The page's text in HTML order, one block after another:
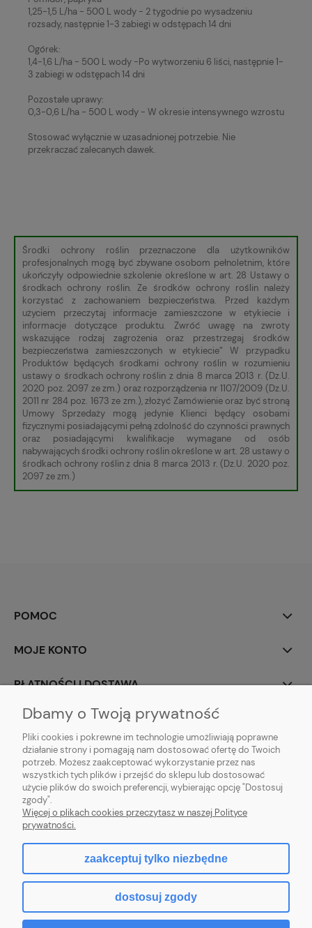
1,25-1,5 L/ha - 500 L wody - 2 tygodnie po wysadzeniu
rozsady, następnie 1-3 zabiegi w odstępach 14 dni
Ogórek:
1,4-1,6 L/ha - 500 L wody -Po wytworzeniu 6 liści, następnie 1-
3 zabiegi w odstępach 14 dni
Pozostałe uprawy:
0,3-0,6 L/ha - 500 L wody - W okresie intensywnego wzrostu
Stosować wyłącznie w uzasadnionej potrzebie. Nie
przekraczać zalecanych dawek.
Środki ochrony roślin przeznaczone dla użytkowników
profesjonalnych mogą być zbywane osobom pełnoletnim, które
ukończyły odpowiednie szkolenie określone w art. 28 Ustawy o
środkach ochrony roślin. Ze środków ochrony roślin należy
korzystać z zachowaniem bezpieczeństwa. Przed każdym
użyciem przeczytaj informacje zamieszczone w etykiecie i
informacje dotyczące produktu. Zwróć uwagę na zwroty
wskazujące rodzaj zagrożenia oraz przestrzegaj środków
bezpieczeństwa zamieszczonych w etykiecie” W przypadku
Produktów będących środkami ochrony roślin w rozumieniu
ustawy o środkach ochrony roślin z dnia 8 marca 2013 r. (Dz.U.
2020 poz. 2097 ze zm.) oraz rozporządzenia nr 1107/2009 (Dz.U.
2011 nr 284 poz. 1673 ze zm.), złożyć Zamówienie oraz być stroną
Umowy Sprzedaży mogą jedynie Klienci będący osobami
fizycznymi posiadającymi pełną zdolność do czynności prawnych
oraz posiadającymi kwalifikacje wymagane od osób
nabywających środki ochrony roślin określone w art. 28 ustawy o
środkach ochrony roślin z dnia 8 marca 2013 r. (Dz.U. 2020 poz.
2097 ze zm.)
POMOC
MOJE KONTO
PŁATNOŚCI I DOSTAWA
INFORMACJE
O NAS
Sklep rolno-ogrodniczy - DAM-SAD | Nowy Miedzechów 12A, 05-604
Jasieniec woj. mazowieckiew | Email: sklep@dam-sad.pl Tel: 518 419 813 |
Sklep internetowy Shoper.pl
Dbamy o Twoją prywatność
Pliki cookies i pokrewne im technologie umożliwiają poprawne
działanie strony i pomagają nam dostosować ofertę do Twoich
potrzeb. Możesz zaakceptować wykorzystanie przez nas
wszystkich tych plików i przejść do sklepu lub dostosować
użycie plików do swoich preferencji, wybierając opcję "Dostosuj
zgody".
Więcej o plikach cookies przeczytasz w naszej Polityce
prywatności.
zaakceptuj tylko niezbędne
dostosuj zgody